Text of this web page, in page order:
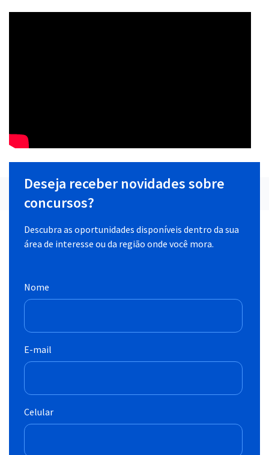
Deseja receber novidades sobre
concursos?
Descubra as oportunidades disponíveis dentro da sua
área de interesse ou da região onde você mora.
Nome
E-mail
Celular